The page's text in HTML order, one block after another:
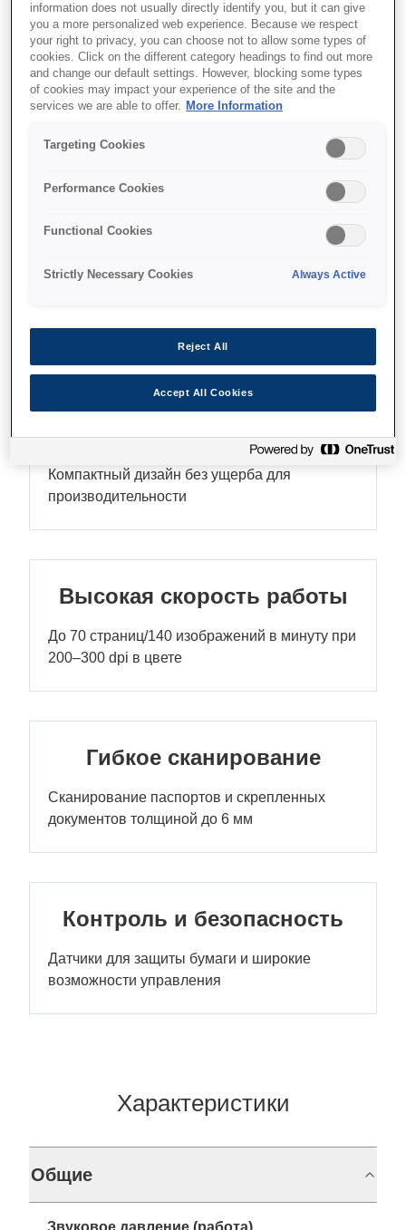
улучшения изображения.
Поддержка разных форматов
Планшеты для работы с А3 и А4
Защита бумаги
Функции
Экономия места
Компактный дизайн без ущерба для
производительности
Высокая скорость работы
До 70 страниц/140 изображений в минуту при
200–300 dpi в цвете
Гибкое сканирование
Сканирование паспортов и скрепленных
документов толщиной до 6 мм
Контроль и безопасность
Датчики для защиты бумаги и широкие
возможности управления
Характеристики
Общие
information does not usually directly identify you, but it can give
you a more personalized web experience. Because we respect
your right to privacy, you can choose not to allow some types of
cookies. Click on the different category headings to find out more
and change our default settings. However, blocking some types
of cookies may impact your experience of the site and the
services we are able to offer. More Information
Targeting Cookies
Performance Cookies
Functional Cookies
Strictly Necessary Cookies Always Active
Reject All
Accept All Cookies